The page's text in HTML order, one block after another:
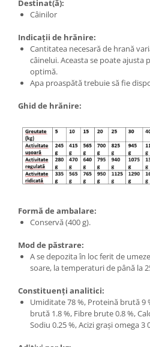
Destinat(ă):
Câinilor
Indicații de hrănire:
Cantitatea necesară de hrană
câinelui. Aceasta se poate
optimă.
Apa proaspătă trebuie să fie
Ghid de hrănire:
Formă de ambalare:
Conservă (400 g).
Mod de păstrare:
A se depozita în loc ferit de
soare, la temperaturi de până la
Constituenți analitici:
Umiditate 78 %, Proteină brută 9
brută 1.8 %, Fibre brute 0.8 %,
Sodiu 0.25 %, Acizi grași omega 3